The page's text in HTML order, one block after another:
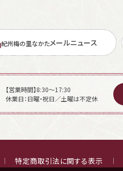
紀州梅の里なかたメールニュース
【営業時間】8:30～17:30
休業日：日曜・祝日／土曜は不定休
特定商取引法に関する表示